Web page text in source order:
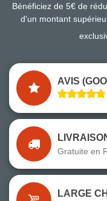
Bénéficiez de 5€ de
d'un montant
AVIS
Gratuite en
LARGE